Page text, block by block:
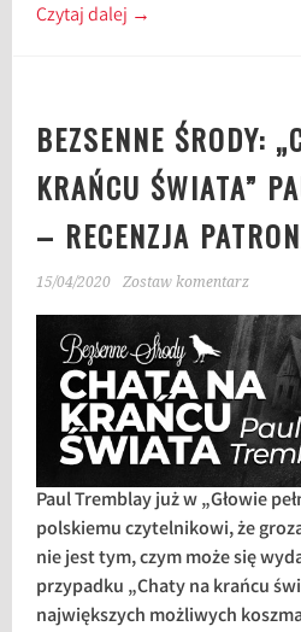
Czytaj dalej →
BEZSENNE ŚRODY:
KRAŃCU ŚWIATA”
– RECENZJA
15/04/2020 Zostaw komentarz
Paul Tremblay już w „Głowie
polskiemu czytelnikowi, że
nie jest tym, czym może się
przypadku „Chaty na krańcu
największych możliwych